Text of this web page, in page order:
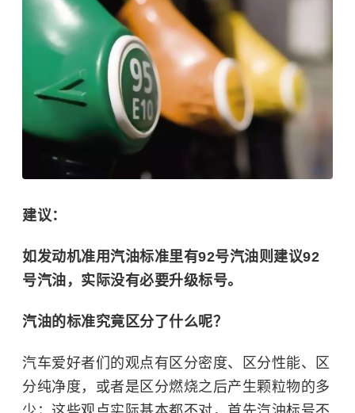
建议：
如发动机准用汽油标准里有92号汽油则建议92
号汽油，实际没有必要升级标号。
汽油的标准究竟区分了什么呢？
汽车爱好者们的观点有区分密度、区分性能、区
分纯净度，或者是区分燃烧之后产生颗粒物的多